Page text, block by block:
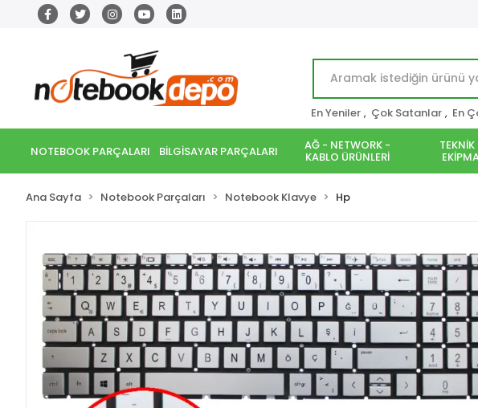
En Yeniler , Çok Satanlar , En
NOTEBOOK PARÇALARI BİLGİSAYAR PARÇALARI AĞ - NETWORK -
KABLO ÜRÜNLERİ
TEKNİK
Ana Sayfa Notebook Parçaları Notebook Klavye Hp